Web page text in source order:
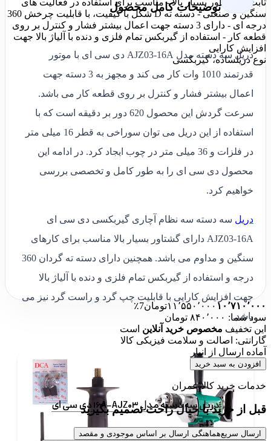
ثابت با گشتاور بسیار بالا - مناسب برای استفاده در فعالیت های
سنگین و صنعتی - دسته ته D شکل با کیفیت، با قابلیت چرخش 360
درجه ای - دارای 3 دسته جهت اعمال بیشتر فشار و کنترل بر روی
قطعه کار - استفاده از گیربکس تمام فلزی و دنده با آلیاژ بالا جهت
افزایش کارایی
نوع دریلساده، گیربکسی
توضیحات کامل محصول
دریل سه دسته مدل AJZ03-16A دی سی ای با موتور
قدرتمند 1010 وات کار می کند و مجهز به 3 دسته جهت
اعمال بیشتر فشار و کنترل بر روی قطعه کار می باشد.
سرعت گردش این محصول 620 دور بر دقیقه است که با
استفاده از این دریل می توان سوراخی به قطر 16 میلی متر
در فلزات و 36 میلی متر در چوب ایجاد کرد. در ادامه این
محصول دی سی ای را به طور کامل و تخصصی بررسی
خواهیم کرد.
دریل سه دسته سه نظام آچاری گیربکسی دی سی ای
AJZ03-16A دارای گشتاور بسیار بالا مناسب برای کارهای
سنگین و مداوم می باشد. همچنین دارای دسته ته گردان 360
درجه و استفاده از گیربکس تمام فلزی و دنده با آلیاژ بالا
جهت افزایش کارایی با قابلیت چپ گرد و راست گرد نیز می
باشد.
۱۱٬۵۵۰٬۰۰۰ ۱۰٬۷۱۰٬۰۰۰ تومان7٪
سود شما: ۸۴۰٬۰۰۰ تومان
این تخفیف مخصوص خرید آنلاین است
گارانتی: اصالت و سلامت فیزیکی کالا
آماده ارسال از انبار
افزودن به سبد خرید
خدمات خرید کالا عمران
قبل از خرید با خیال راحت تصمیم بگیرید
ارسال سریعهماهنگی ارسال بر اساس موجودی و مقصد